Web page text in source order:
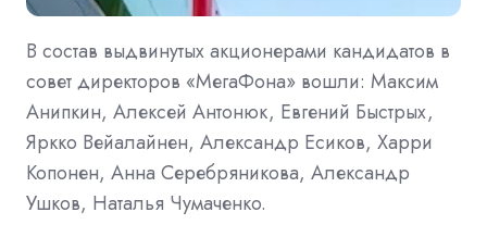
В состав выдвинутых акционерами кандидатов в
совет директоров «МегаФона» вошли: Максим
Анипкин, Алексей Антонюк, Евгений Быстрых,
Яркко Вейалайнен, Александр Есиков, Харри
Копонен, Анна Серебряникова, Александр
Ушков, Наталья Чумаченко.